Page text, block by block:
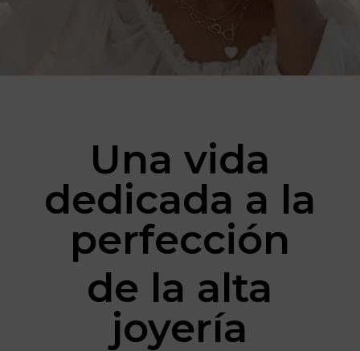
Una vida
dedicada a la
perfección
de la alta
joyería